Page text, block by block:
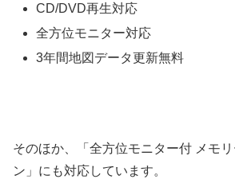
CD/DVD再生対応
全方位モニター対応
3年間地図データ更新無料
そのほか、「全方位モニター付 メモ
ン」にも対応しています。